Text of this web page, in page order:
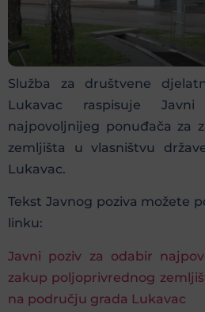
Služba za društvene
Lukavac raspisuje
najpovoljnijeg ponuđača za
zemljišta u vlasništvu
Lukavac.
Tekst Javnog poziva možete
linku:
Javni poziv za odabir
zakup poljoprivrednog
na području grada Lukavac